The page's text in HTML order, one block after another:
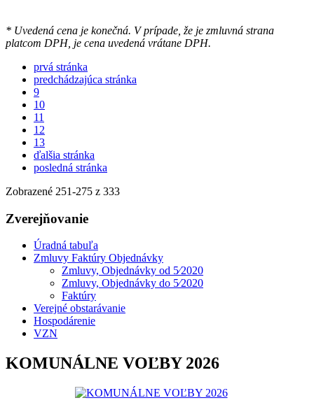
* Uvedená cena je konečná. V prípade, že je zmluvná strana
platcom DPH, je cena uvedená vrátane DPH.
prvá stránka
predchádzajúca stránka
9
10
11
12
13
ďalšia stránka
posledná stránka
Zobrazené 251-275 z 333
Zverejňovanie
Úradná tabuľa
Zmluvy Faktúry Objednávky
Zmluvy, Objednávky od 5⁄2020
Zmluvy, Objednávky do 5⁄2020
Faktúry
Verejné obstarávanie
Hospodárenie
VZN
KOMUNÁLNE VOĽBY 2026